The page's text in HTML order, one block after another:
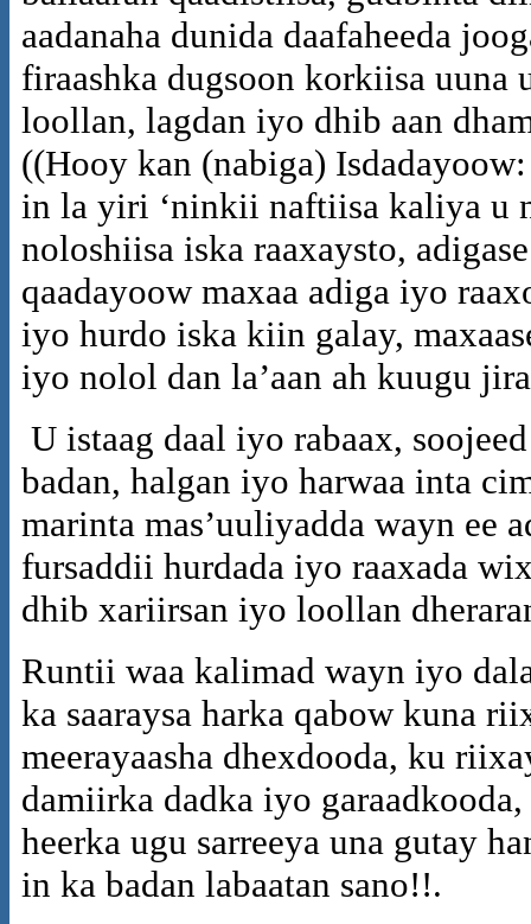
aadanaha dunida daafaheeda
firaashka dugsoon korkiisa uuna
loollan, lagdan iyo dhib aan
((Hooy kan (nabiga)
in la yiri ‘ninkii naftiisa kaliya u
noloshiisa iska raaxaysto,
qaadayoow maxaa adiga iyo
iyo hurdo iska kiin galay,
iyo nolol dan la’aan ah kuugu
U istaag daal iyo rabaax,
badan, halgan iyo harwaa inta
marinta mas’uuliyadda wayn ee
fursaddii hurdada iyo raaxada
dhib xariirsan iyo loollan
Runtii waa kalimad wayn iyo
ka saaraysa harka qabow kuna
meerayaasha dhexdooda, ku
damiirka dadka iyo
heerka ugu sarreeya una gutay
in ka badan labaatan sano!!.